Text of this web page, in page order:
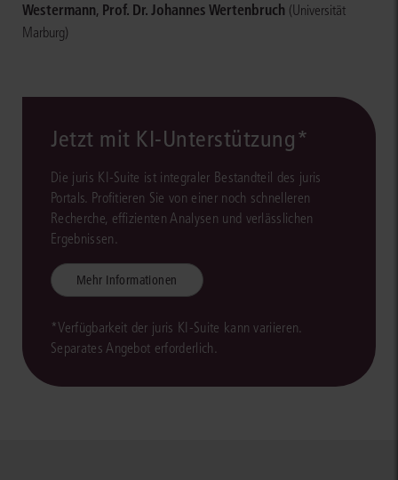
Westermann, Prof. Dr. Johannes Wertenbruch (Universität
Marburg)
Jetzt mit KI-Unterstützung*
Die juris KI-Suite ist integraler Bestandteil des juris
Portals. Profitieren Sie von einer noch schnelleren
Recherche, effizienten Analysen und verlässlichen
Ergebnissen.
Mehr Informationen
*Verfügbarkeit der juris KI-Suite kann variieren.
Separates Angebot erforderlich.